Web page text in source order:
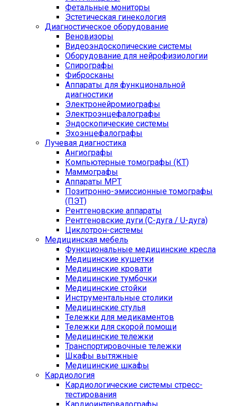
Фетальные мониторы
Эстетическая гинекология
Диагностическое оборудование
Веновизоры
Видеоэндоскопические системы
Оборудование для нейрофизиологии
Спирографы
Фибросканы
Аппараты для функциональной
диагностики
Электронейромиографы
Электроэнцефалографы
Эндоскопические системы
Эхоэнцефалографы
Лучевая диагностика
Ангиографы
Компьютерные томографы (КТ)
Маммографы
Аппараты МРТ
Позитронно-эмиссионные томографы
(ПЭТ)
Рентгеновские аппараты
Рентгеновские дуги (С-дуга / U-дуга)
Циклотрон-системы
Медицинская мебель
Функциональные медицинские кресла
Медицинские кушетки
Медицинские кровати
Медицинские тумбочки
Медицинские стойки
Инструментальные столики
Медицинские стулья
Тележки для медикаментов
Тележки для скорой помощи
Медицинские тележки
Транспортировочные тележки
Шкафы вытяжные
Медицинские шкафы
Кардиология
Кардиологические системы стресс-
тестирования